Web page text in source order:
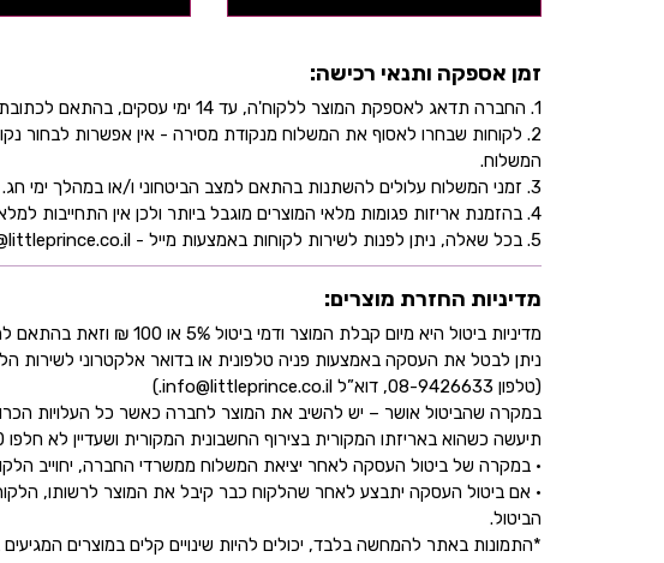
זמן אספקה ותנאי רכישה:
1. החברה תדאג לאספקת המוצר ללקוח'ה, עד 14 ימי עסקים, בהתאם לכתובת שהוקלדה על ידו/ה בעת ביצוע הרכישה באתר.
2. לקוחות שבחרו לאסוף את המשלוח מנקודת מסירה - אין אפשרות
המשלוח.
3. זמני המשלוח עלולים להשתנות בהתאם למצב הביטחוני ו/או במהלך ימי חג.
4. בהזמנת אריזות פגומות מלאי המוצרים מוגבל ביותר ולכן אין התחייבות למלאי של המוצר - אין לראות אישור העסקה כמלאי מובטח.
5. בכל שאלה, ניתן לפנות לשירות לקוחות באמצעות מייל - info@littleprince.co.il או בצור קשר באתר.
מדיניות החזרת מוצרים:
מדיניות ביטול היא מיום קבלת המוצר ודמי ביטול 5% או 100 ₪ וזאת בהתאם לחוק הגנת הצרכן
ניתן לבטל את העסקה באמצעות פניה טלפונית או בדואר אלקטרוני לשירות
(טלפון 08-9426633, דוא”ל info@littleprince.co.il.)
במקרה שהביטול אושר – יש להשיב את המוצר לחברה כאשר כל העלויות
תיעשה כשהוא באריזתו המקורית בצירוף החשבונית המקורית ושעדיין לא חלפו 30 יום מתאריך רכישת המוצר.
• במקרה של ביטול העסקה לאחר יציאת המשלוח ממשרדי החברה, יחוייב הלקוח
• אם ביטול העסקה יתבצע לאחר שהלקוח כבר קיבל את המוצר לרשותו,
הביטול.
*התמונות באתר להמחשה בלבד, יכולים להיות שינויים קלים במוצרים